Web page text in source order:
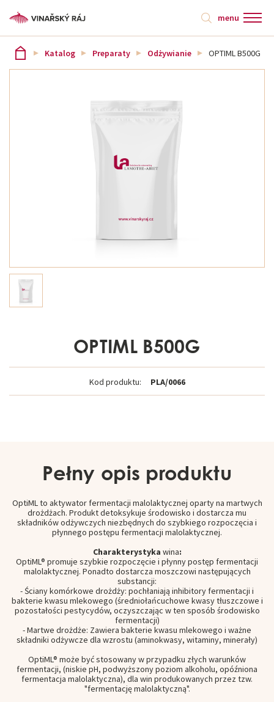
menu
Katalog Preparaty Odżywianie OPTIML B500G
OPTIML B500G
Kod produktu: PLA/0066
Pełny opis produktu
OptiML to aktywator fermentacji malolaktycznej oparty na martwych
drożdżach. Produkt detoksykuje środowisko i dostarcza mu
składników odżywczych niezbędnych do szybkiego rozpoczęcia i
płynnego postępu fermentacji malolaktycznej.
Charakterystyka wina:
OptiML® promuje szybkie rozpoczęcie i płynny postęp fermentacji
malolaktycznej. Ponadto dostarcza moszczowi następujących
substancji:
- Ściany komórkowe drożdży: pochłaniają inhibitory fermentacji i
bakterie kwasu mlekowego (średniołańcuchowe kwasy tłuszczowe i
pozostałości pestycydów, oczyszczając w ten sposób środowisko
fermentacji)
- Martwe drożdże: Zawiera bakterie kwasu mlekowego i ważne
składniki odżywcze dla wzrostu (aminokwasy, witaminy, minerały)
OptiML® może być stosowany w przypadku złych warunków
fermentacji, (niskie pH, podwyższony poziom alkoholu, opóźniona
fermentacja malolaktyczna), dla win produkowanych przez tzw.
"fermentację malolaktyczną".